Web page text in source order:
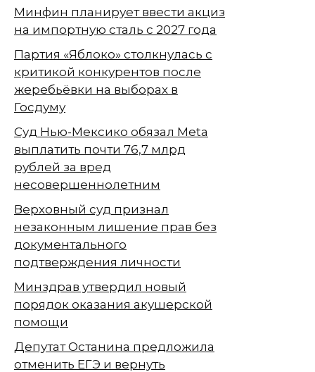
Минфин планирует ввести акциз
на импортную сталь с 2027 года
Партия «Яблоко» столкнулась с
критикой конкурентов после
жеребьёвки на выборах в
Госдуму
Суд Нью-Мексико обязал Meta
выплатить почти 76,7 млрд
рублей за вред
несовершеннолетним
Верховный суд признал
незаконным лишение прав без
документального
подтверждения личности
Минздрав утвердил новый
порядок оказания акушерской
помощи
Депутат Останина предложила
отменить ЕГЭ и вернуть